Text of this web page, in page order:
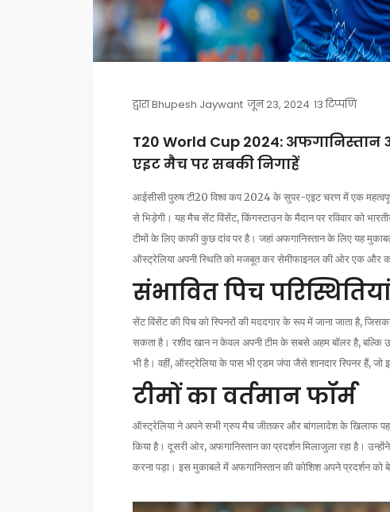
द्वाराBhupesh Jaywant जून 23, 2024 13 टिप्पणि
T20 World Cup 2024:
एइट मैच पर सबकी निगाहें
आईसीसी पुरुष टी20 विश्व कप 2024 के सुपर-एइट चरण में एक
से भिड़ेगी। यह मैच सेंट विंसेंट, किंगस्टाउन के मैदान पर रविवार को
टीमों के लिए काफी कुछ दांव पर है। जहां अफगानिस्तान के लिए यह
ऑस्ट्रेलिया अपनी स्थिति को मजबूत कर सेमीफाइनल की ओर एक और
संभावित पिच
सेंट विंसेंट की पिच को स्पिनरों की मददगार के रूप में जाना जाता है,
सकता है। रशीद खान न केवल अपनी टीम के सबसे अहम बॉलर है, बल्कि
भी है। वहीं, ऑस्ट्रेलिया के पास भी एडम जंपा जैसे शानदार स्पिनर हैं,
टीमों का वर्तमान फॉर्म
ऑस्ट्रेलिया ने अपने सभी ग्रुप मैच जीतकर और बांगलादेश के खिलाफ
किया है। दूसरी ओर, अफगानिस्तान का प्रदर्शन मिलाजुला रहा है।
करना पड़ा। इस मुकाबले में अफगानिस्तान की कोशिश अपने प्रदर्शन को